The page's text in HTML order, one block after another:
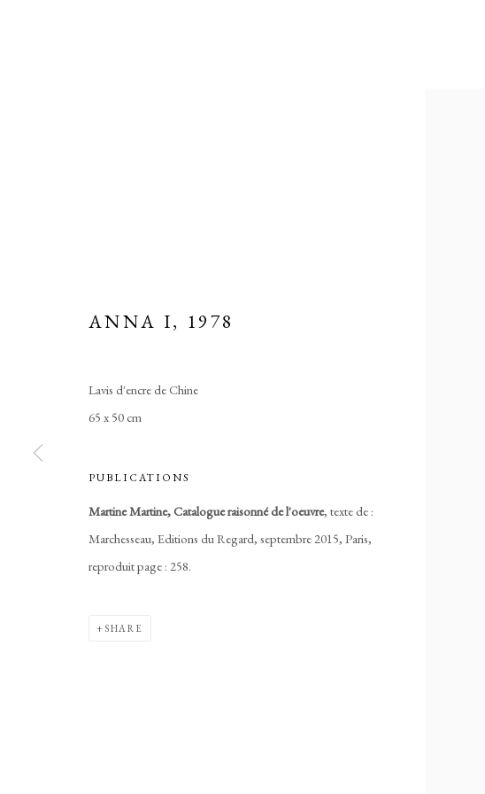
COPYRIGHT © 2026 MARTINE MARTINE
ANNA I, 1978
Lavis d'encre de Chine
65 x 50 cm
PUBLICATIONS
Martine Martine, Catalogue raisonné de l'oeuvre, texte de :
Marchesseau, Editions du Regard, septembre 2015, Paris,
reproduit page : 258.
SHARE